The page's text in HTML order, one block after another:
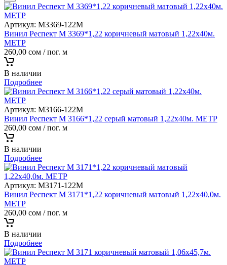
Артикул: M3369-122M
Винил Респект M 3369*1,22 коричневый матовый 1,22х40м.
МЕТР
260,00 сом / пог. м
В наличии
Подробнее
Артикул: M3166-122M
Винил Респект M 3166*1,22 серый матовый 1,22х40м. МЕТР
260,00 сом / пог. м
В наличии
Подробнее
Артикул: M3171-122M
Винил Респект M 3171*1,22 коричневый матовый 1,22х40,0м.
МЕТР
260,00 сом / пог. м
В наличии
Подробнее